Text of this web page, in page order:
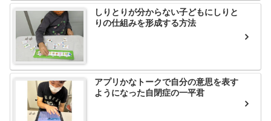
しりとりが分からない子どもにしりと
りの仕組みを形成する方法
アプリかなトークで自分の意思を表す
ようになった自閉症の一平君